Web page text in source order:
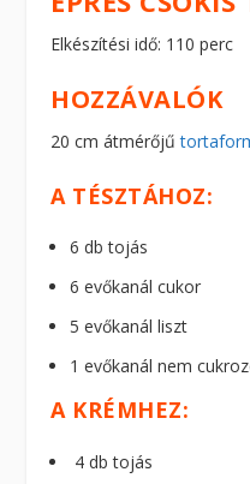
Elkészítési idő: 110 perc
HOZZÁVALÓK
20 cm átmérőjű
A TÉSZTÁHOZ:
6 db tojás
6 evőkanál cukor
5 evőkanál liszt
1 evőkanál nem
A KRÉMHEZ:
4 db tojás